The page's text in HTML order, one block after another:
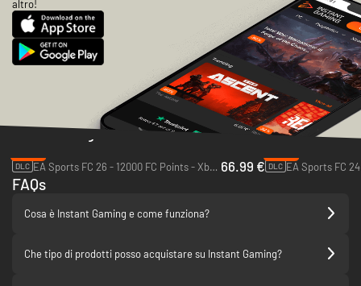
altro!
Offerte del giorno
DLC EA Sports FC 26 - 12000 FC Points - Xbox One & Xbox Series X|S 66.99 € DLC
FAQs
Cosa è Instant Gaming e come funziona?
Che tipo di prodotti posso acquistare su Instant Gaming?